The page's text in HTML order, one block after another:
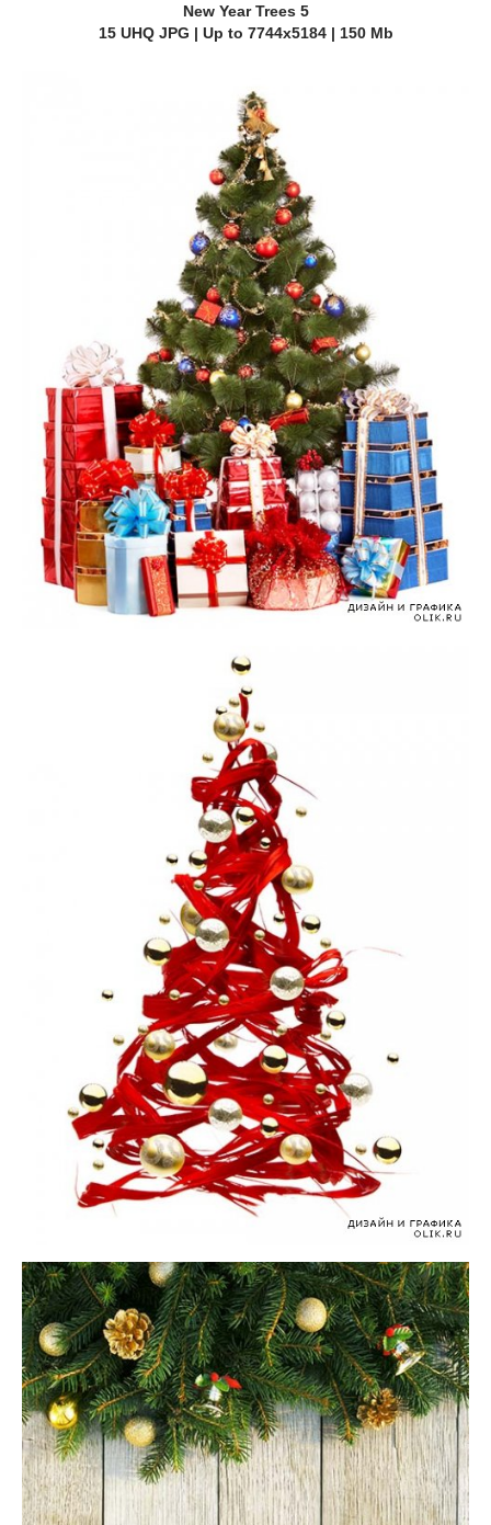
New Year Trees 5
15 UHQ JPG | Up to 7744x5184 | 150 Mb